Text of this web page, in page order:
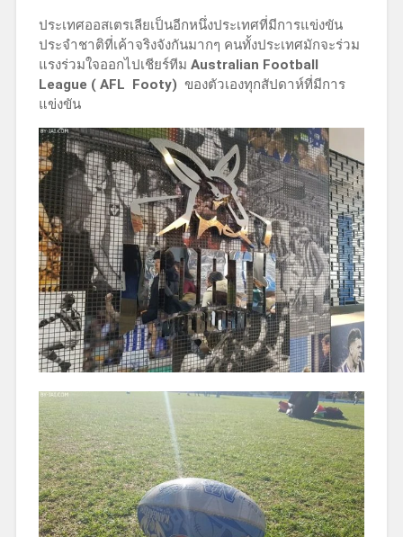
ประเทศออสเตรเลียเป็นอีกหนึ่งประเทศที่มีการแข่งขัน
ประจำชาติที่เค้าจริงจังกันมากๆ คนทั้งประเทศมักจะร่วม
แรงร่วมใจออกไปเชียร์ทีม Australian Football
League ( AFL Footy) ของตัวเองทุกสัปดาห์ที่มีการ
แข่งขัน